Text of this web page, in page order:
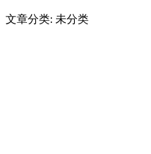
文章分类: 未分类